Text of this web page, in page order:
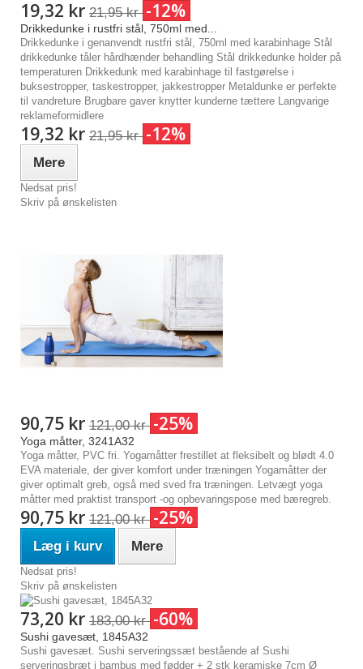
19,32 kr 21,95 kr -12%
Drikkedunke i rustfri stål, 750ml med...
Drikkedunke i genanvendt rustfri stål, 750ml med karabinhage Stål
drikkedunke tåler hårdhænder behandling Stål drikkedunke holder på
temperaturen Drikkedunk med karabinhage til fastgørelse i
buksestropper, taskestropper, jakkestropper Metaldunke er perfekte
til vandreture Brugbare gaver knytter kunderne tættere Langvarige
reklameformidlere
19,32 kr 21,95 kr -12%
Mere
Nedsat pris!
Skriv på ønskelisten
90,75 kr 121,00 kr -25%
Yoga måtter, 3241A32
Yoga måtter, PVC fri. Yogamåtter frestillet at fleksibelt og blødt 4.0
EVA materiale, der giver komfort under træningen Yogamåtter der
giver optimalt greb, også med sved fra træningen. Letvægt yoga
måtter med praktist transport -og opbevaringspose med bæregreb.
90,75 kr 121,00 kr -25%
Læg i kurv Mere
Nedsat pris!
Skriv på ønskelisten
73,20 kr 183,00 kr -60%
Sushi gavesæt, 1845A32
Sushi gavesæt. Sushi serveringssæt bestående af Sushi
serveringsbræt i bambus med fødder + 2 stk keramiske 7cm Ø